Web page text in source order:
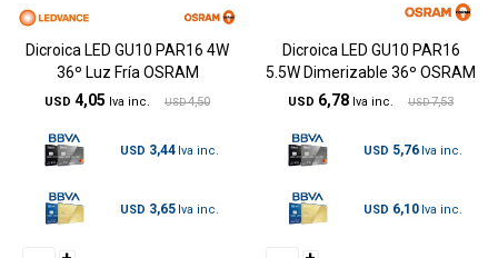
Dicroica LED GU10 PAR16 4W
36º Luz Fría OSRAM
USD 4,05 USD 4,50
USD 3,44
USD 3,65
Dicroica LED GU10 PAR16
5.5W Dimerizable 36º OSRAM
USD 6,78 USD 7,53
USD 5,76
USD 6,10